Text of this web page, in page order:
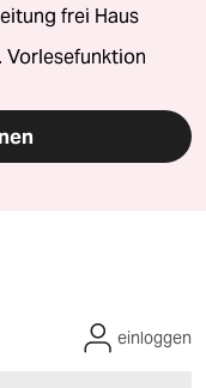
frei Haus
Vorlesefunktion
einloggen